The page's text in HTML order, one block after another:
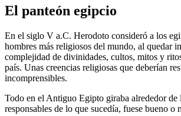
El panteón egipcio
En el siglo V a.C. Herodoto consideró a los
hombres más religiosos del mundo, al quedar
complejidad de divinidades, cultos, mitos y
país. Unas creencias religiosas que deberían
incomprensibles.
Todo en el Antiguo Egipto giraba alrededor de
responsables de lo que sucedía, fuese bueno o